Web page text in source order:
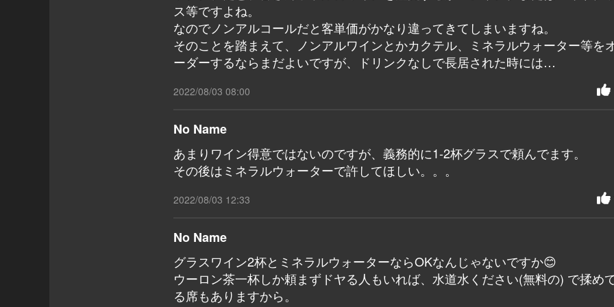
ス等ですよね。
なのでノンアルコールだと客単価がかなり違ってきてしまいますね。
そのことを踏まえて、ノンアルワインとかカクテル、ミネラルウォーター等を
ーダーするならまだよいですが、ドリンクなしで長居された時には…
2022/08/03 08:00
No Name
あまりワイン得意ではないのですが、義務的に1-2杯グラスで頼んでます。
その後はミネラルウォーターで許してほしい。。。
2022/08/03 12:33
No Name
グラスワイン2杯とミネラルウォーターならOKなんじゃないですか😊
ウーロン茶一杯しか頼まずドヤる人もいれば、水道水ください(無料の) で揉め
る席もありますから。